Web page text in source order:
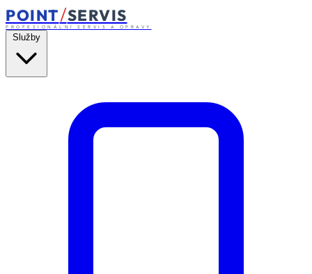
POINT/SERVIS
PROFESIONÁLNÍ SERVIS A OPRAVY
Služby